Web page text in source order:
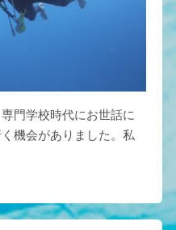
門学校時代にお世話に
機会がありました。私